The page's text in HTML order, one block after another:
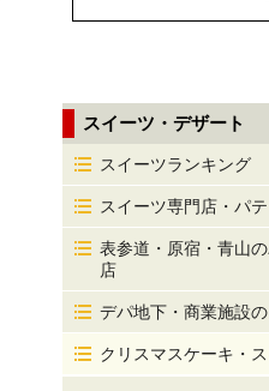
スイーツ・デザート
スイーツランキング
スイーツ専門店・パ
表参道・原宿・青山
店
デパ地下・商業施設
クリスマスケーキ・